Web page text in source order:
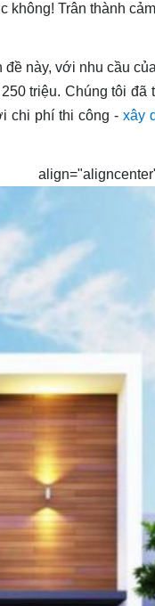
không! Trân thành
này, với nhu cầu
triệu. Chúng tôi
chi phí thi công - xây